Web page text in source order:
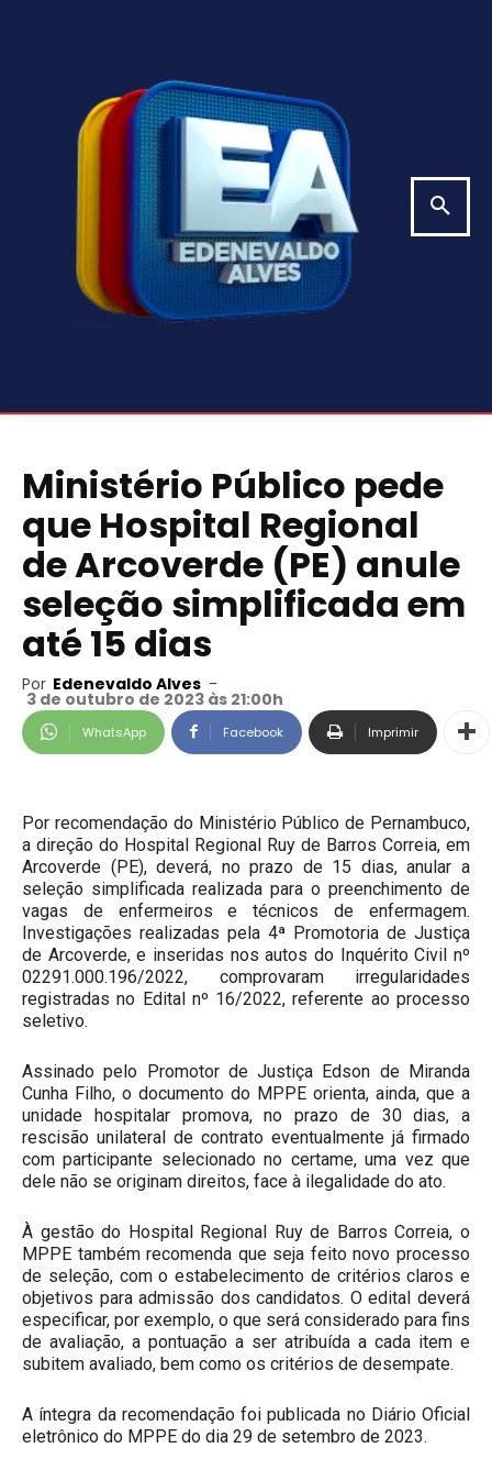
Ministério Público pede
que Hospital Regional
de Arcoverde (PE) anule
seleção simplificada em
até 15 dias
Por Edenevaldo Alves -
3 de outubro de 2023 às 21:00h
WhatsApp Facebook Imprimir
Por recomendação do Ministério Público de Pernambuco,
a direção do Hospital Regional Ruy de Barros Correia, em
Arcoverde (PE), deverá, no prazo de 15 dias, anular a
seleção simplificada realizada para o preenchimento de
vagas de enfermeiros e técnicos de enfermagem.
Investigações realizadas pela 4ª Promotoria de Justiça
de Arcoverde, e inseridas nos autos do Inquérito Civil nº
02291.000.196/2022, comprovaram irregularidades
registradas no Edital nº 16/2022, referente ao processo
seletivo.
Assinado pelo Promotor de Justiça Edson de Miranda
Cunha Filho, o documento do MPPE orienta, ainda, que a
unidade hospitalar promova, no prazo de 30 dias, a
rescisão unilateral de contrato eventualmente já firmado
com participante selecionado no certame, uma vez que
dele não se originam direitos, face à ilegalidade do ato.
À gestão do Hospital Regional Ruy de Barros Correia, o
MPPE também recomenda que seja feito novo processo
de seleção, com o estabelecimento de critérios claros e
objetivos para admissão dos candidatos. O edital deverá
especificar, por exemplo, o que será considerado para fins
de avaliação, a pontuação a ser atribuída a cada item e
subitem avaliado, bem como os critérios de desempate.
A íntegra da recomendação foi publicada no Diário Oficial
eletrônico do MPPE do dia 29 de setembro de 2023.